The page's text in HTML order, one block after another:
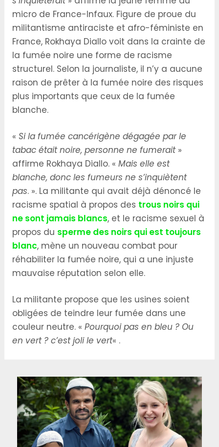
micro de France-Infaux. Figure de proue du
militantisme antiraciste et afro-féministe en
France, Rokhaya Diallo voit dans la crainte de
la fumée noire une forme de racisme
structurel. Selon la journaliste, il n’y a aucune
raison de prêter à la fumée noire des risques
plus importants que ceux de la fumée
blanche.
« Si la fumée cancérigène dégagée par le
tabac était noire, personne ne fumerait»
affirme Rokhaya Diallo. «Mais elle est
blanche, donc les fumeurs ne s’inquiètent
pas. ». La militante qui avait déjà dénoncé le
racisme spatial à propos des trous noirs qui
ne sont jamais blancs, et le racisme sexuel à
propos du sperme des noirs qui est toujours
blanc, mène un nouveau combat pour
réhabiliter la fumée noire, qui a une injuste
mauvaise réputation selon elle.
La militante propose que les usines soient
obligées de teindre leur fumée dans une
couleur neutre. «Pourquoi pas en bleu ? Ou
en vert ? c’est joli le vert« .